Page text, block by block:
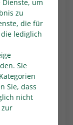
ein
Punkten.
bei der
0:3. "Eine
zu
davon
viele. Wir
um
zu
die für
lediglich
Sie
Sie, dass
nicht
zur